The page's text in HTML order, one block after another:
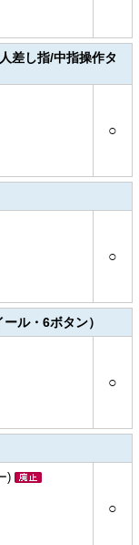
差し指/中指操作タ
○
○
ル・6ボタン）
○
)
○